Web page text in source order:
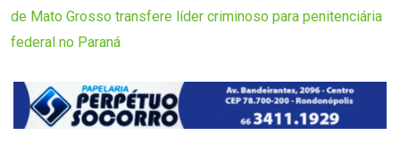
de Mato Grosso transfere líder criminoso para penitenciária
federal no Paraná